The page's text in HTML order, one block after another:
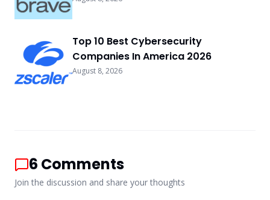
Top 10 Best Cybersecurity
Companies In America 2026
August 8, 2026
6 Comments
Join the discussion and share your thoughts